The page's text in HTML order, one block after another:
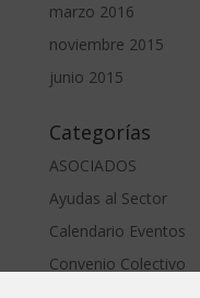
marzo 2016
noviembre 2015
junio 2015
Categorías
ASOCIADOS
Ayudas al Sector
Calendario Eventos
Convenio Colectivo